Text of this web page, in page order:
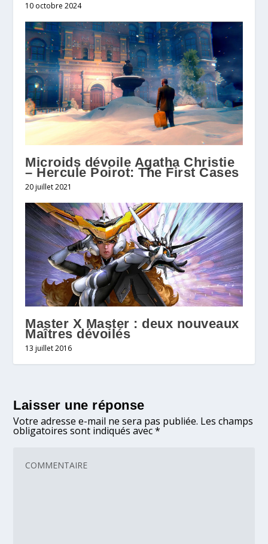
10 octobre 2024
Microids dévoile Agatha Christie
– Hercule Poirot: The First Cases
20 juillet 2021
Master X Master : deux nouveaux
Maîtres dévoilés
13 juillet 2016
Laisser une réponse
Votre adresse e-mail ne sera pas publiée. Les champs
obligatoires sont indiqués avec*